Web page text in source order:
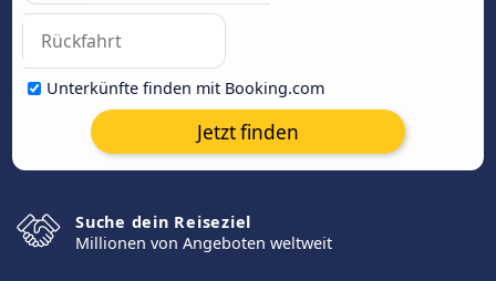
Unterkünfte finden mit Booking.com
Jetzt finden
Suche dein Reiseziel
Millionen von Angeboten weltweit